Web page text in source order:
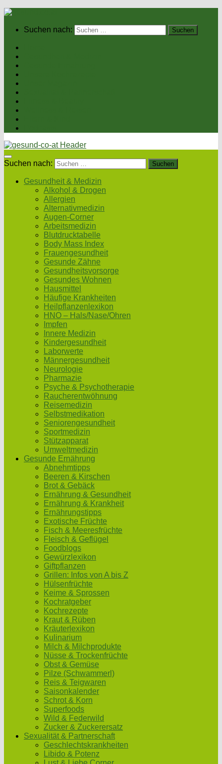
Suchen nach:
Suchen nach:
Gesundheit & Medizin
Alkohol & Drogen
Allergien
Alternativmedizin
Augen-Corner
Arbeitsmedizin
Blutdrucktabelle
Body Mass Index
Frauengesundheit
Gesunde Zähne
Gesundheitsvorsorge
Gesundes Wohnen
Hausmittel
Häufige Krankheiten
Heilpflanzenlexikon
HNO – Hals/Nase/Ohren
Impfen
Innere Medizin
Kindergesundheit
Laborwerte
Männergesundheit
Neurologie
Pharmazie
Psyche & Psychotherapie
Raucherentwöhnung
Reisemedizin
Selbstmedikation
Seniorengesundheit
Sportmedizin
Stützapparat
Umweltmedizin
Gesunde Ernährung
Abnehmtipps
Beeren & Kirschen
Brot & Gebäck
Ernährung & Gesundheit
Ernährung & Krankheit
Ernährungstipps
Exotische Früchte
Fisch & Meeresfrüchte
Fleisch & Geflügel
Foodblogs
Gewürzlexikon
Giftpflanzen
Grillen: Infos von A bis Z
Hülsenfrüchte
Keime & Sprossen
Kochratgeber
Kochrezepte
Kraut & Rüben
Kräuterlexikon
Kulinarium
Milch & Milchprodukte
Nüsse & Trockenfrüchte
Obst & Gemüse
Pilze (Schwammerl)
Reis & Teigwaren
Saisonkalender
Schrot & Korn
Superfoods
Wild & Federwild
Zucker & Zuckerersatz
Sexualität & Partnerschaft
Geschlechtskrankheiten
Libido & Potenz